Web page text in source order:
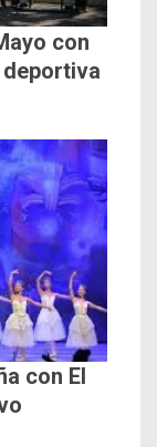
con
con El